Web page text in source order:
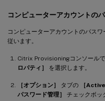
コンピューターアカウントの
コンピューターアカウントのパス
従います。
Citrix Provisioningコンソールで
ロパティ］
を選択します。
［オプション］ タブの
［
パスワード管理］
チェックボッ